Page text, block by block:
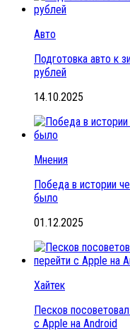
Авто
Подготовка авто к
рублей
14.10.2025
Мнения
Победа в истории
было
01.12.2025
Хайтек
Песков
с Apple на Android